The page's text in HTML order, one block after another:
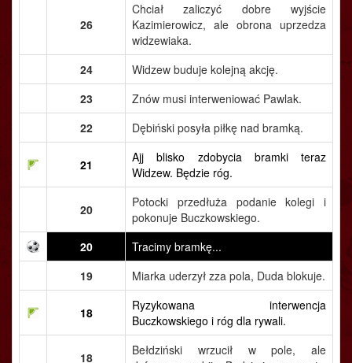
26
Chciał zaliczyć dobre wyjście
Kazimierowicz, ale obrona uprzedza
widzewiaka.
24
Widzew buduje kolejną akcję.
23
Znów musi interweniować Pawlak.
22
Dębiński posyła piłkę nad bramką.
21
Ajj blisko zdobycia bramki teraz
Widzew. Będzie róg.
20
Potocki przedłuża podanie kolegi i
pokonuje Buczkowskiego.
20
Tracimy bramkę...
19
Miarka uderzył zza pola, Duda blokuje.
18
Ryzykowana interwencja
Buczkowskiego i róg dla rywali.
18
Bełdziński wrzucił w pole, ale